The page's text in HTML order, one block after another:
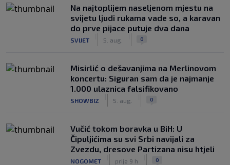
Na najtoplijem naseljenom mjestu na
svijetu ljudi rukama vade so, a karavan
do prve pijace putuje dva dana
SVIJET 5. aug. 0
Misirlić o dešavanjima na Merlinovom
koncertu: Siguran sam da je najmanje
1.000 ulaznica falsifikovano
SHOWBIZ 5. aug. 0
Vučić tokom boravka u BiH: U
Čipuljićima su svi Srbi navijali za
Zvezdu, dresove Partizana nisu htjeli
NOGOMET prije 9 h 0